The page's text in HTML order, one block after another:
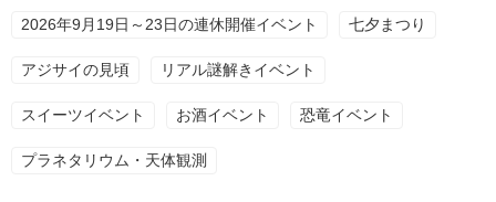
2026年9月19日～23日の連休開催イベント 七夕まつり
アジサイの見頃 リアル謎解きイベント
スイーツイベント お酒イベント 恐竜イベント
プラネタリウム・天体観測